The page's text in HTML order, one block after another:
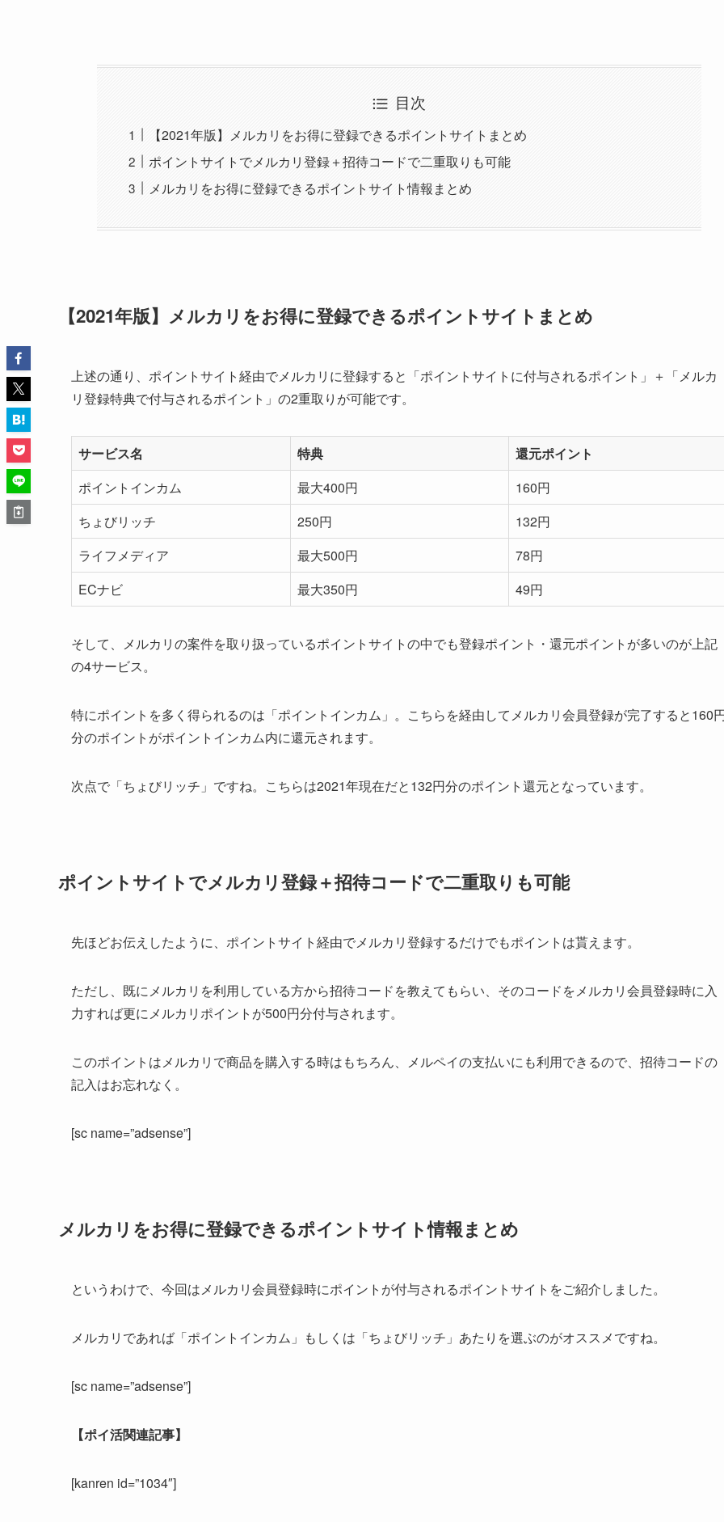
目次
【2021年版】メルカリをお得に登録できるポイントサイトまとめ
ポイントサイトでメルカリ登録＋招待コードで二重取りも可能
メルカリをお得に登録できるポイントサイト情報まとめ
【2021年版】メルカリをお得に登録できるポイントサイトまとめ
上述の通り、ポイントサイト経由でメルカリに登録すると「ポイントサイトに付与されるポイント」＋「メルカ
リ登録特典で付与されるポイント」の2重取りが可能です。
サービス名 特典
還元ポイント
ポイントインカム
最大400円
160円
ちょびリッチ
250円
132円
ライフメディア
最大500円
78円
ECナビ
最大350円 49円
そして、メルカリの案件を取り扱っているポイントサイトの中でも登録ポイント・還元ポイントが多いのが上記
の4サービス。
特にポイントを多く得られるのは「ポイントインカム」。こちらを経由してメルカリ会員登録が完了すると160
分のポイントがポイントインカム内に還元されます。
次点で「ちょびリッチ」ですね。こちらは2021年現在だと132円分のポイント還元となっています。
ポイントサイトでメルカリ登録＋招待コードで二重取りも可能
先ほどお伝えしたように、ポイントサイト経由でメルカリ登録するだけでもポイントは貰えます。
ただし、既にメルカリを利用している方から招待コードを教えてもらい、そのコードをメルカリ会員登録時に入
力すれば更にメルカリポイントが500円分付与されます。
このポイントはメルカリで商品を購入する時はもちろん、メルペイの支払いにも利用できるので、招待コードの
記入はお忘れなく。
[sc name=”adsense”]
メルカリをお得に登録できるポイントサイト情報まとめ
というわけで、今回はメルカリ会員登録時にポイントが付与されるポイントサイトをご紹介しました。
メルカリであれば「ポイントインカム」もしくは「ちょびリッチ」あたりを選ぶのがオススメですね。
[sc name=”adsense”]
【ポイ活関連記事】
[kanren id=”1034″]